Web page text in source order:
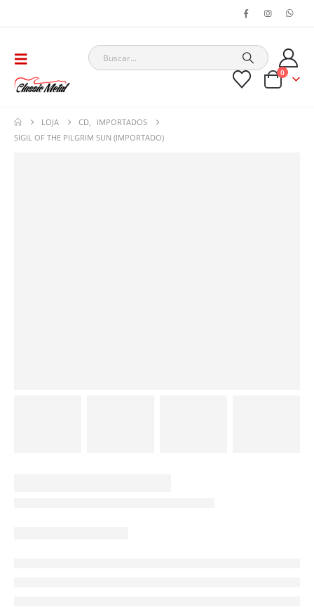
0
LOJA CD
IMPORTADOS
SIGIL OF THE PILGRIM SUN (IMPORTADO)